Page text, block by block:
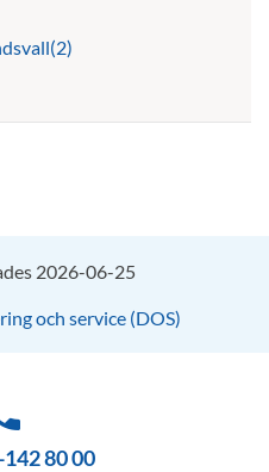
2026-06-25
och service (DOS)
80 00